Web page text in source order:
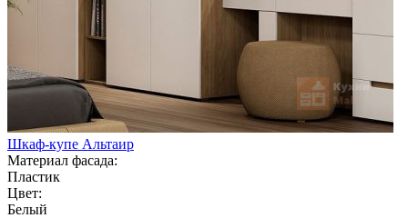
Шкаф-купе Альтаир
Материал фасада:
Пластик
Цвет:
Белый